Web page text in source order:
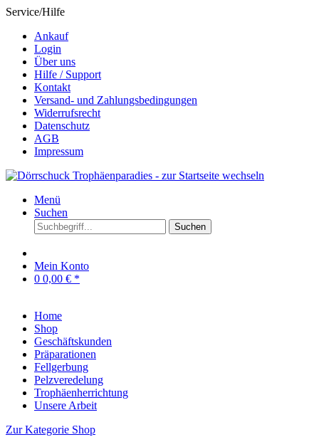
Service/Hilfe
Ankauf
Login
Über uns
Hilfe / Support
Kontakt
Versand- und Zahlungsbedingungen
Widerrufsrecht
Datenschutz
AGB
Impressum
Menü
Suchen
Suchen
Mein Konto
0 0,00 € *
Home
Shop
Geschäftskunden
Präparationen
Fellgerbung
Pelzveredelung
Trophäenherrichtung
Unsere Arbeit
Zur Kategorie Shop